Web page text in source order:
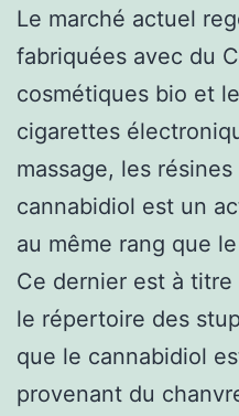
Le marché actuel
fabriquées avec du
cosmétiques bio et
cigarettes
massage, les
cannabidiol est un
au même rang que
Ce dernier est à
le répertoire des
que le cannabidiol
provenant du